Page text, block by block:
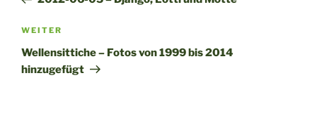
a
t
i
Nächster
Beitrag
WEITER
Wellensittiche – Fotos von 1999 bis 2014
hinzugefügt